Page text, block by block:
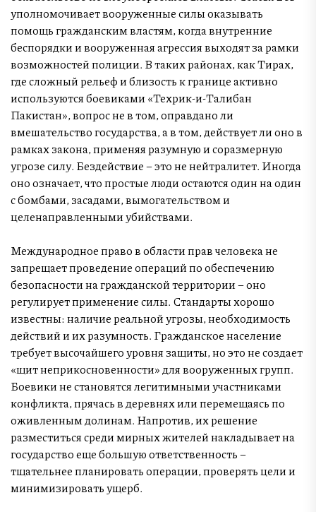
уполномочивает вооруженные силы оказывать
помощь гражданским властям, когда внутренние
беспорядки и вооруженная агрессия выходят за рамки
возможностей полиции. В таких районах, как Тирах,
где сложный рельеф и близость к границе активно
используются боевиками «Техрик-и-Талибан
Пакистан», вопрос не в том, оправдано ли
вмешательство государства, а в том, действует ли оно в
рамках закона, применяя разумную и соразмерную
угрозе силу. Бездействие – это не нейтралитет. Иногда
оно означает, что простые люди остаются один на один
с бомбами, засадами, вымогательством и
целенаправленными убийствами.
Международное право в области прав человека не
запрещает проведение операций по обеспечению
безопасности на гражданской территории – оно
регулирует применение силы. Стандарты хорошо
известны: наличие реальной угрозы, необходимость
действий и их разумность. Гражданское население
требует высочайшего уровня защиты, но это не создает
«щит неприкосновенности» для вооруженных групп.
Боевики не становятся легитимными участниками
конфликта, прячась в деревнях или перемещаясь по
оживленным долинам. Напротив, их решение
разместиться среди мирных жителей накладывает на
государство еще большую ответственность –
тщательнее планировать операции, проверять цели и
минимизировать ущерб.